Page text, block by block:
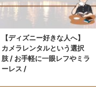
【ディズニー好きな人へ】
カメラレンタルという選択
肢 / お手軽に一眼レフやミラ
ーレス /